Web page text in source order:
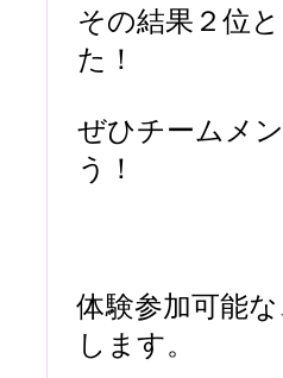
その結果２位
た！
ぜひチームメ
う！
体験参加可能
します。